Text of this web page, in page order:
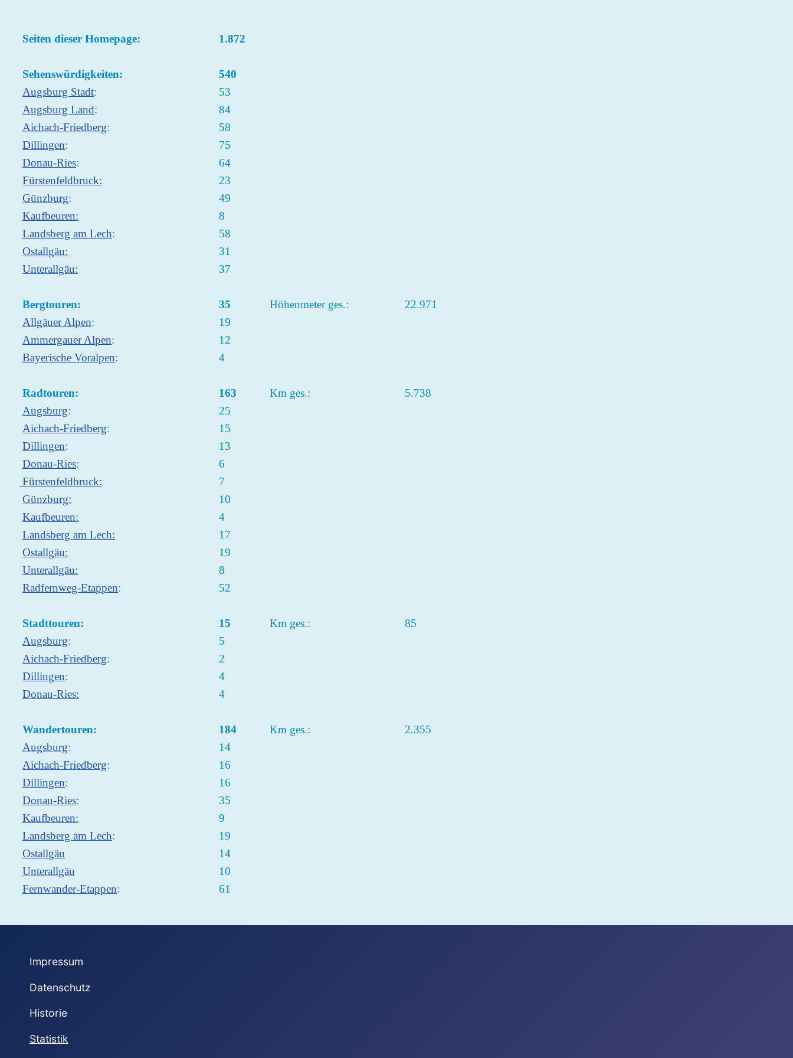
Seiten dieser Homepage: 1.872
Sehenswürdigkeiten:
540
Augsburg Stadt:
53
Augsburg Land:
84
Aichach-Friedberg:
58
Dillingen:
75
Donau-Ries:
64
Fürstenfeldbruck:
23
Günzburg:
49
Kaufbeuren:
8
Landsberg am Lech:
58
Ostallgäu:
31
Unterallgäu:
37
Bergtouren: 35 Höhenmeter ges.:
22.971
Allgäuer Alpen:
19
Ammergauer Alpen:
12
Bayerische Voralpen: 4
Radtouren: 163 Km ges.:
5.738
Augsburg:
25
Aichach-Friedberg:
15
Dillingen:
13
Donau-Ries:
6
Fürstenfeldbruck:
7
Günzburg:
10
Kaufbeuren:
4
Landsberg am Lech:
17
Ostallgäu:
19
Unterallgäu:
8
Radfernweg-Etappen: 52
Stadttouren: 15 Km ges.:
85
Augsburg:
5
Aichach-Friedberg:
2
Dillingen:
4
Donau-Ries:
4
Wandertouren: 184 Km ges.:
2.355
Augsburg:
14
Aichach-Friedberg:
16
Dillingen:
16
Donau-Ries:
35
Kaufbeuren:
9
Landsberg am Lech:
19
Ostallgäu
14
Unterallgäu
10
Fernwander-Etappen: 61
Impressum
Datenschutz
Historie
Statistik